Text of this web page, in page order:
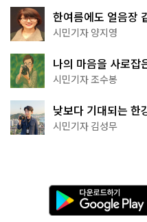
한여름에도 얼음장
천국이네~
시민기자 양지영
나의 마음을 사로잡
상작 공개!
시민기자 조수봉
낮보다 기대되는 한
핑' 예약은?
시민기자 김성무
다
운
로